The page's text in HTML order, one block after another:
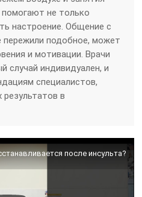
не только
настроение. Общение с
подобное, может
и мотивации. Врачи
случай индивидуален, и
специалистов,
в
после инсульта?